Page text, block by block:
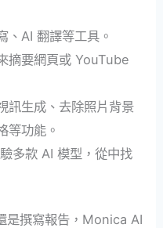
、AI 翻譯等工具。
摘要網頁或 YouTube
訊生成、去除照片背景
等功能。
多款 AI 模型，從中找
是撰寫報告，Monica AI